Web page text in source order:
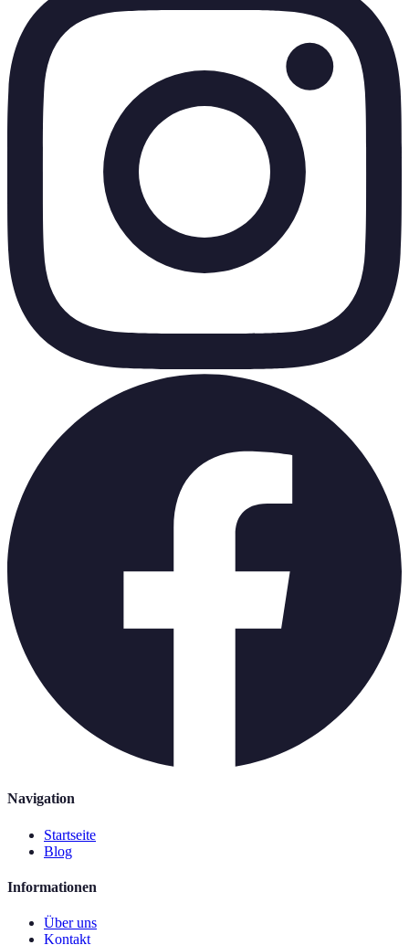
Navigation
Startseite
Blog
Informationen
Über uns
Kontakt